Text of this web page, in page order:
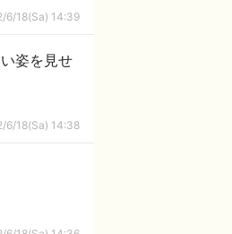
6/18(Sa) 14:39
姿を見せ
6/18(Sa) 14:38